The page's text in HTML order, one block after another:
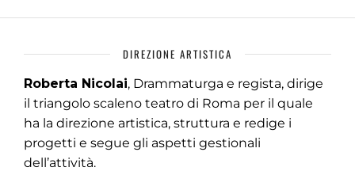
DIREZIONE ARTISTICA
Roberta Nicolai, Drammaturga e regista, dirige
il triangolo scaleno teatro di Roma per il quale
ha la direzione artistica, struttura e redige i
progetti e segue gli aspetti gestionali
dell’attività.